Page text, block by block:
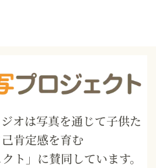
オは写真を通じて子供た
肯定感を育む
ト」に賛同しています。